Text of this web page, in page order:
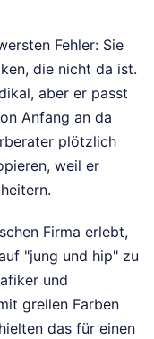
Fehler: Sie
die nicht da ist.
aber er passt
Anfang an da
plötzlich
weil er
Firma erlebt,
"jung und hip" zu
und
grellen Farben
das für einen